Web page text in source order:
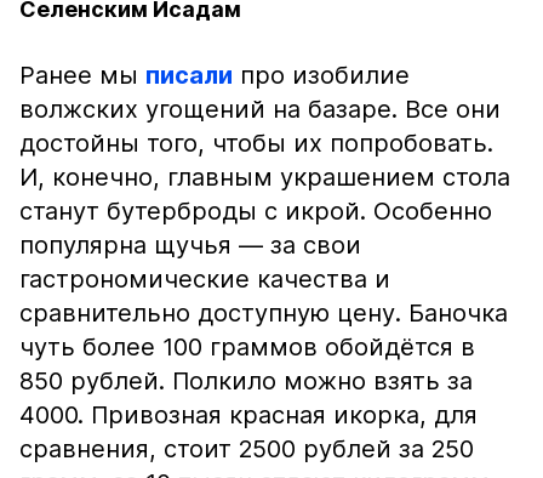
Селенским Исадам
Ранее мы писали про изобилие
волжских угощений на базаре. Все они
достойны того, чтобы их попробовать.
И, конечно, главным украшением стола
станут бутерброды с икрой. Особенно
популярна щучья — за свои
гастрономические качества и
сравнительно доступную цену. Баночка
чуть более 100 граммов обойдётся в
850 рублей. Полкило можно взять за
4000. Привозная красная икорка, для
сравнения, стоит 2500 рублей за 250